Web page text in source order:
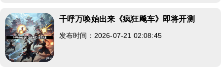
千呼万唤始出来《疯狂飚车》即将开测
发布时间：2026-07-21 02:08:45